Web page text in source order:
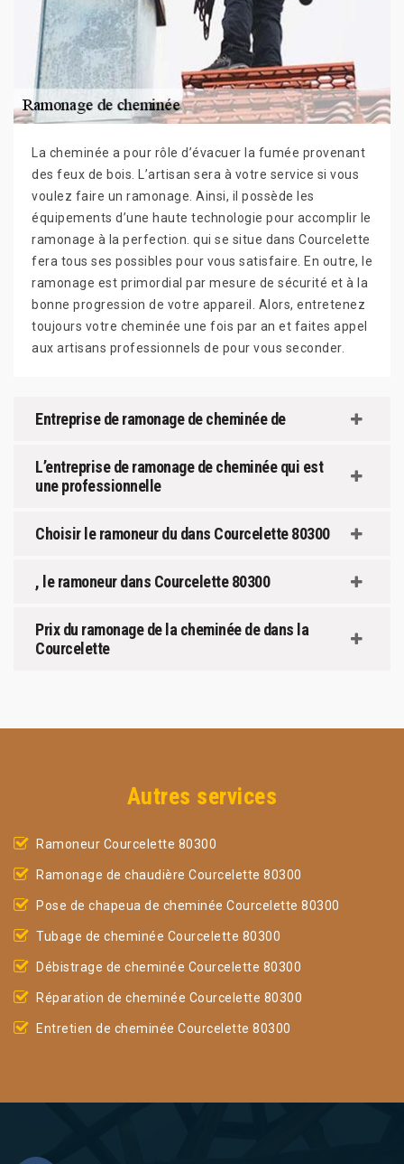
La cheminée a pour rôle d’évacuer la fumée provenant
des feux de bois. L’artisan sera à votre service si vous
voulez faire un ramonage. Ainsi, il possède les
équipements d’une haute technologie pour accomplir le
ramonage à la perfection. qui se situe dans Courcelette
fera tous ses possibles pour vous satisfaire. En outre, le
ramonage est primordial par mesure de sécurité et à la
bonne progression de votre appareil. Alors, entretenez
toujours votre cheminée une fois par an et faites appel
aux artisans professionnels de pour vous seconder.
Entreprise de ramonage de cheminée de
L’entreprise de ramonage de cheminée qui est
une professionnelle
Choisir le ramoneur du dans Courcelette 80300
, le ramoneur dans Courcelette 80300
Prix du ramonage de la cheminée de dans la
Courcelette
Autres services
Ramoneur Courcelette 80300
Ramonage de chaudière Courcelette 80300
Pose de chapeua de cheminée Courcelette 80300
Tubage de cheminée Courcelette 80300
Débistrage de cheminée Courcelette 80300
Réparation de cheminée Courcelette 80300
Entretien de cheminée Courcelette 80300